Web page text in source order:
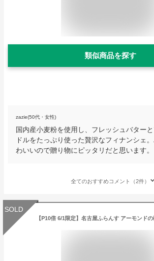
類似商品を探す
zazie(50代・女性)
国内産小麦粉を使用し、フレッシュバター
ドルをたっぷり使った贅沢なフィナンシェ
わいいので贈り物にピッタリだと思います。
全てのおすすめコメント（2件）
SOLD